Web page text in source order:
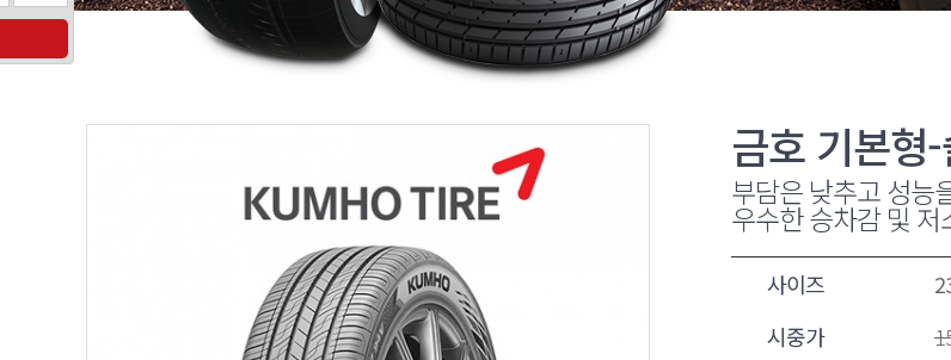
금호 기본형
부담은 낮추고 성능
우수한 승차감 및 저
사이즈
시중가